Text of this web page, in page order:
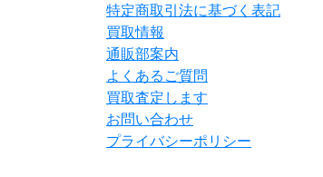
特定商取引法に基づく表記
買取情報
通販部案内
よくあるご質問
買取査定します
お問い合わせ
プライバシーポリシー